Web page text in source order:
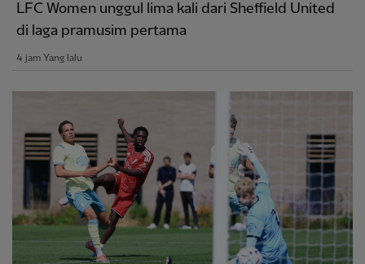
LFC Women unggul lima kali dari Sheffield United
di laga pramusim pertama
4 jam Yang lalu